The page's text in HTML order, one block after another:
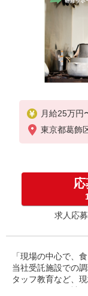
月給25万円
※給与は経
東京都葛飾
求人応
「現場の中心で、
当社受託施設での
タッフ教育など、